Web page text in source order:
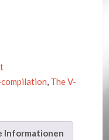
, The V-
Informationen